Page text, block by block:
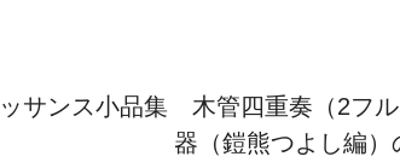
サンス小品集 木管四重奏（2フ
器（鎧熊つよし編）